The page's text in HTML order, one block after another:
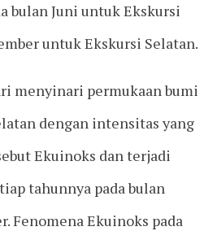
bulan Juni untuk Ekskursi
untuk Ekskursi Selatan.
menyinari permukaan bumi
dengan intensitas yang
Ekuinoks dan terjadi
tahunnya pada bulan
Fenomena Ekuinoks pada